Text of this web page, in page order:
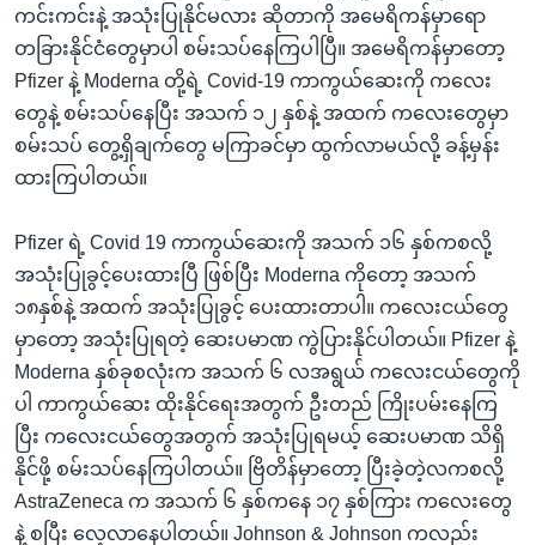
ကင်းကင်းနဲ့ အသုံးပြုနိုင်မလား ဆိုတာကို အမေရိကန်မှာရော
တခြားနိုင်ငံတွေမှာပါ စမ်းသပ်နေကြပါပြီ။ အမေရိကန်မှာတော့
Pfizer နဲ့ Moderna တို့ရဲ့ Covid-19 ကာကွယ်ဆေးကို ကလေး
တွေနဲ့ စမ်းသပ်နေပြီး အသက် ၁၂ နှစ်နဲ့ အထက် ကလေးတွေမှာ
စမ်းသပ် တွေ့ရှိချက်တွေ မကြာခင်မှာ ထွက်လာမယ်လို့ ခန့်မှန်း
ထားကြပါတယ်။
Pfizer ရဲ့ Covid 19 ကာကွယ်ဆေးကို အသက် ၁၆ နှစ်ကစလို့
အသုံးပြုခွင့်ပေးထားပြီ ဖြစ်ပြီး Moderna ကိုတော့ အသက်
၁၈နှစ်နဲ့ အထက် အသုံးပြုခွင့် ပေးထားတာပါ။ ကလေးငယ်တွေ
မှာတော့ အသုံးပြုရတဲ့ ဆေးပမာဏ ကွဲပြားနိုင်ပါတယ်။ Pfizer နဲ့
Moderna နှစ်ခုစလုံးက အသက် ၆ လအရွယ် ကလေးငယ်တွေကို
ပါ ကာကွယ်ဆေး ထိုးနိုင်ရေးအတွက် ဦးတည် ကြိုးပမ်းနေကြ
ပြီး ကလေးငယ်တွေအတွက် အသုံးပြုရမယ့် ဆေးပမာဏ သိရှိ
နိုင်ဖို့ စမ်းသပ်နေကြပါတယ်။ ဗြိတိန်မှာတော့ ပြီးခဲ့တဲ့လကစလို့
AstraZeneca က အသက် ၆ နှစ်ကနေ ၁၇ နှစ်ကြား ကလေးတွေ
နဲ့ စပြီး လေ့လာနေပါတယ်။ Johnson & Johnson ကလည်း